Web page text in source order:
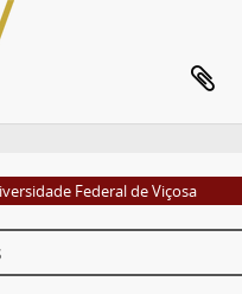
Federal de Viçosa